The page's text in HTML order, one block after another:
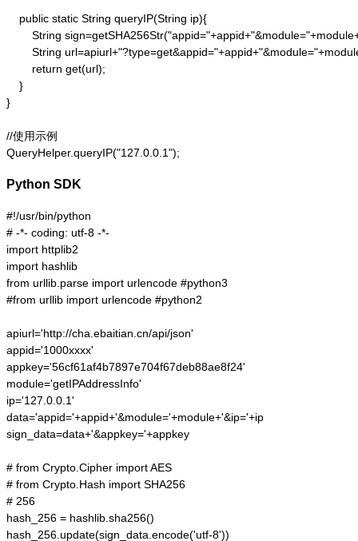
    public static String queryIP(String ip){
String
String
        return get(url);
    }
}
//使用示例
QueryHelper.queryIP("127.0.0.1");
Python SDK
#!/usr/bin/python
# -*- coding: utf-8 -*-
import httplib2
import hashlib
from urllib.parse import urlencode #python3
#from urllib import urlencode #python2
apiurl='http://cha.ebaitian.cn/api/json'
appid='1000xxxx'
appkey='56cf61af4b7897e704f67deb88ae8f24'
module='getIPAddressInfo'
ip='127.0.0.1'
data='appid='+appid+'&module='+module+'&ip='+ip
sign_data=data+'&appkey='+appkey
# from Crypto.Cipher import AES
# from Crypto.Hash import SHA256
# 256
hash_256 = hashlib.sha256()
hash_256.update(sign_data.encode('utf-8'))